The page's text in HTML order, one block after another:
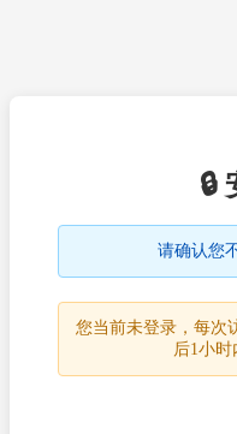
🔒
请确认您
您当前未登录，每次
后1小时